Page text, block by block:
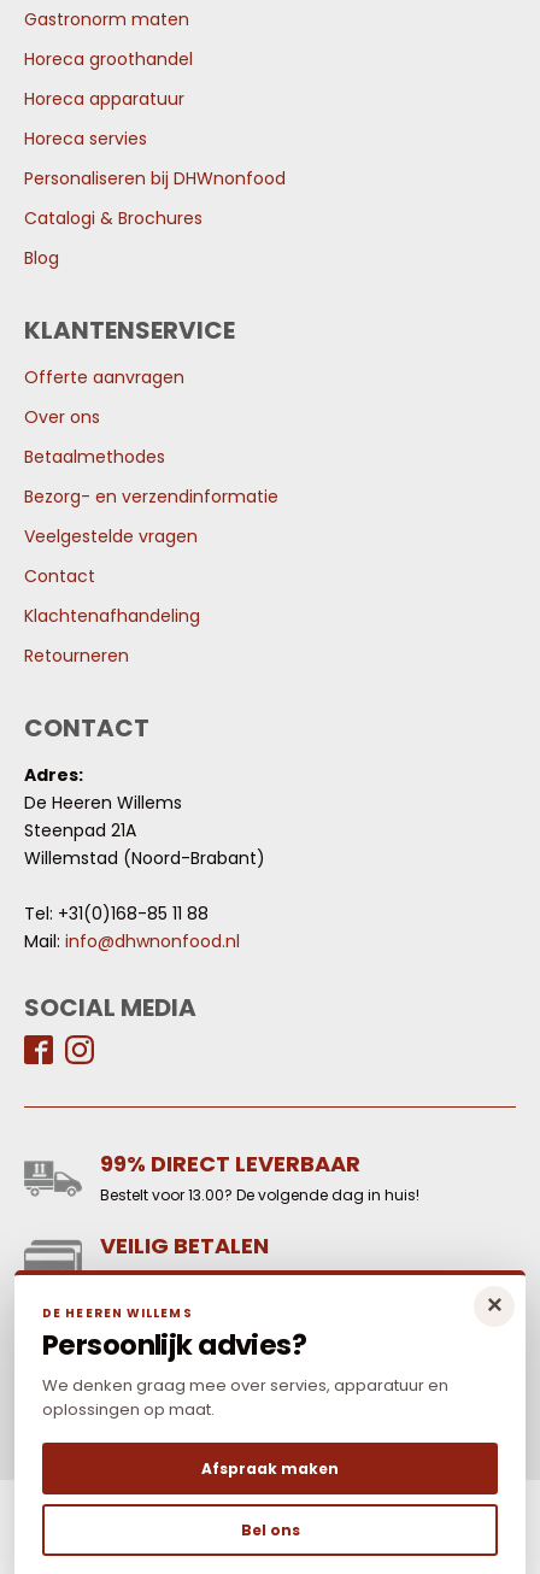
Gastronorm maten
Horeca groothandel
Horeca apparatuur
Horeca servies
Personaliseren bij DHWnonfood
Catalogi & Brochures
Blog
KLANTENSERVICE
Offerte aanvragen
Over ons
Betaalmethodes
Bezorg- en verzendinformatie
Veelgestelde vragen
Contact
Klachtenafhandeling
Retourneren
CONTACT
Adres:
De Heeren Willems
Steenpad 21A
Willemstad (Noord-Brabant)
Tel: +31(0)168-85 11 88
Mail: info@dhwnonfood.nl
SOCIAL MEDIA
99% DIRECT LEVERBAAR
Bestelt voor 13.00? De volgende dag in huis!
VEILIG BETALEN
Reken online veilig af met o.a. iDeal-WERO, Paypal,
LAAGSTE PRIJS
Elders goedkoper? Neem dan contact met ons op.
×
DE HEEREN WILLEMS
Persoonlijk advies?
We denken graag mee over servies, apparatuur en
oplossingen op maat.
Afspraak maken
Bel ons